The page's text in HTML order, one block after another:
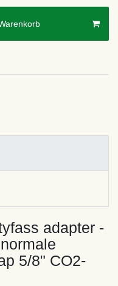
adapter -
5/8" CO2-